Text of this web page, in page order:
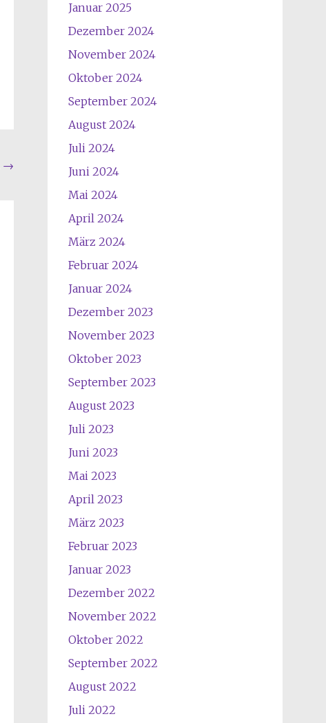
→
Januar 2025
Dezember 2024
November 2024
Oktober 2024
September 2024
August 2024
Juli 2024
Juni 2024
Mai 2024
April 2024
März 2024
Februar 2024
Januar 2024
Dezember 2023
November 2023
Oktober 2023
September 2023
August 2023
Juli 2023
Juni 2023
Mai 2023
April 2023
März 2023
Februar 2023
Januar 2023
Dezember 2022
November 2022
Oktober 2022
September 2022
August 2022
Juli 2022